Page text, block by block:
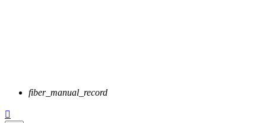
fiber_manual_record
